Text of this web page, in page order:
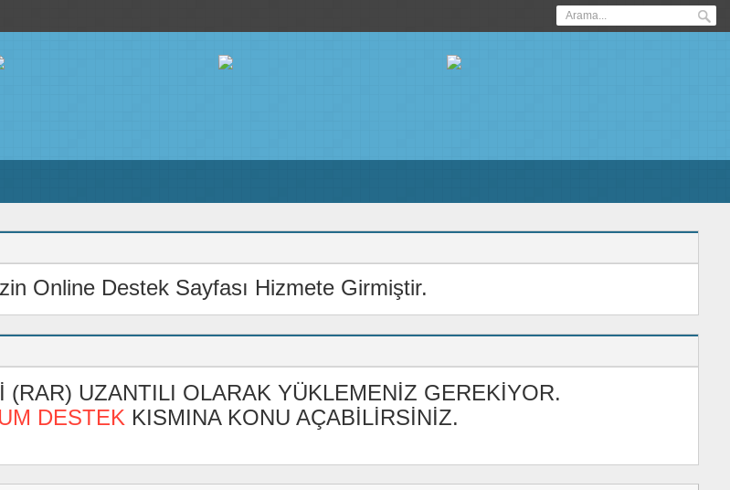
Online Destek Sayfası Hizmete Girmiştir.
UZANTILI OLARAK YÜKLEMENİZ GEREKİYOR.
DESTEK KISMINA KONU AÇABİLİRSİNİZ.